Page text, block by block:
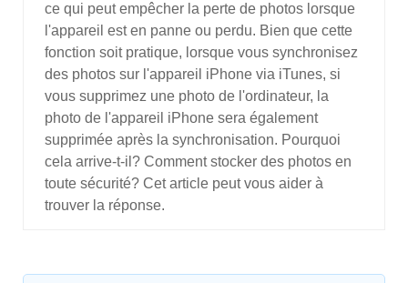
ce qui peut empêcher la perte de photos lorsque
l'appareil est en panne ou perdu. Bien que cette
fonction soit pratique, lorsque vous synchronisez
des photos sur l'appareil iPhone via iTunes, si
vous supprimez une photo de l'ordinateur, la
photo de l'appareil iPhone sera également
supprimée après la synchronisation. Pourquoi
cela arrive-t-il? Comment stocker des photos en
toute sécurité? Cet article peut vous aider à
trouver la réponse.